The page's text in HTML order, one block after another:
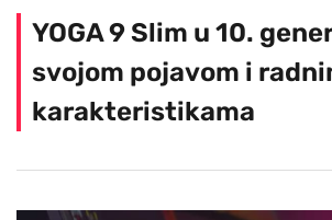
YOGA 9 Slim u 10.
svojom pojavom i
karakteristikama